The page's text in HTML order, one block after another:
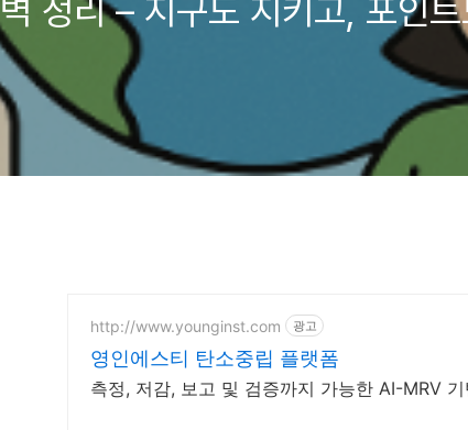
정리 – 지구도 지키고, 포인
http://www.younginst.com 광고
영인에스티 탄소중립 플랫폼
측정, 저감, 보고 및 검증까지 가능한 AI-MRV